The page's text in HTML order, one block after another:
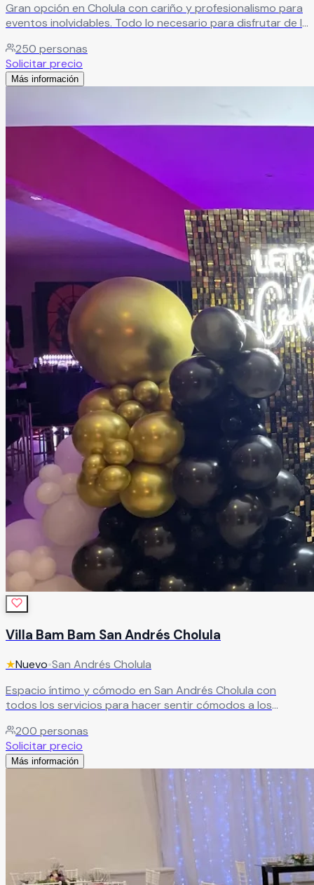
Gran opción en Cholula con cariño y profesionalismo para
eventos inolvidables. Todo lo necesario para disfrutar de la
250 personas
Solicitar precio
Más información
Villa Bam Bam San Andrés Cholula
★Nuevo•San Andrés Cholula
Espacio íntimo y cómodo en San Andrés Cholula con
todos los servicios para hacer sentir cómodos a los
celebración.Leer más
200 personas
Solicitar precio
Más información